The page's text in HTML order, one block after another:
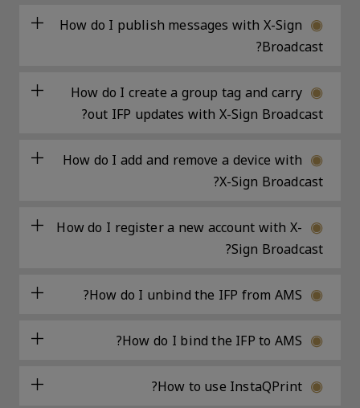
How do I publish messages with X-Sign
Broadcast?
How do I create a group tag and carry
out IFP updates with X-Sign Broadcast?
How do I add and remove a device with
X-Sign Broadcast?
How do I register a new account with X-
Sign Broadcast?